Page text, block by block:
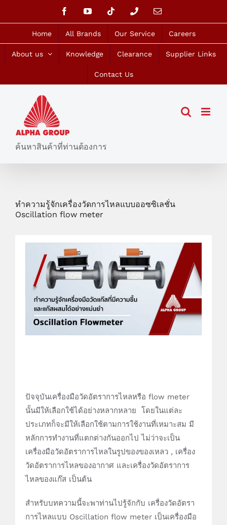
FacebookYouTube Tiktok PhoneEmail
Home All Brands Our Service Careers
About us Knowledge Clearance Supplier Links
Contact Us
ค้นหาสินค้าที่ท่านต้องการ
ทำความรู้จักเครื่องวัดการไหลแบบออซซิเลชั่น
Oscillation flow meter
ปัจจุบันเครื่องมือวัดอัตราการไหลหรือ flow meter
นั้นมีให้เลือกใช้ได้อย่างหลากหลาย โดยในแต่ละ
ประเภทก็จะมีให้เลือกใช้ตามการใช้งานที่เหมาะสม มี
หลักการทำงานที่แตกต่างกันออกไป ไม่ว่าจะเป็น
เครื่องมือวัดอัตราการไหลในรูปของของเหลว , เครื่อง
วัดอัตราการไหลของอากาศ และเครื่องวัดอัตราการ
ไหลของแก๊ส เป็นต้น
สำหรับบทความนี้จะพาท่านไปรู้จักกับ เครื่องวัดอัตรา
การไหลแบบ Oscillation flow meter เป็นเครื่องมือ